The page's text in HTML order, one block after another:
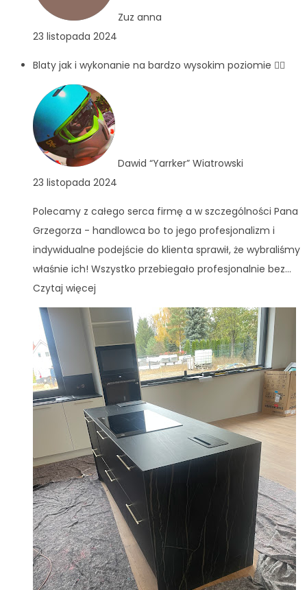
Zuz anna
23 listopada 2024
Blaty jak i wykonanie na bardzo wysokim poziomie 👍🏻
Dawid “Yarrker” Wiatrowski
23 listopada 2024
Polecamy z całego serca firmę a w szczególności Pana
Grzegorza - handlowca bo to jego profesjonalizm i
indywidualne podejście do klienta sprawił, że wybraliśmy
właśnie ich! Wszystko przebiegało profesjonalnie bez...
Czytaj więcej